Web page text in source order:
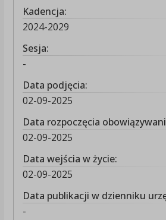
Kadencja:
2024-2029
Sesja:
-
Data podjęcia:
02-09-2025
Data rozpoczęcia
02-09-2025
Data wejścia w życie:
02-09-2025
Data publikacji w dzienniku
-